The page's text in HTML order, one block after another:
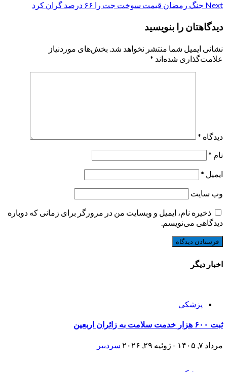
navigation
Next جنگ رمضان قیمت سوخت جت را ۶۶ درصد گران کرد
دیدگاهتان را بنویسید
نشانی ایمیل شما منتشر نخواهد شد. بخش‌های موردنیاز
علامت‌گذاری شده‌اند *
دیدگاه *
نام *
ایمیل *
وب‌ سایت
ذخیره نام، ایمیل و وبسایت من در مرورگر برای زمانی که دوباره
دیدگاهی می‌نویسم.
اخبار دیگر
پزشکی
ثبت ۶۰۰ هزار خدمت سلامت به زائران اربعین
مرداد ۷, ۱۴۰۵ - ژوئیه ۲۹, ۲۰۲۶ سردبیر